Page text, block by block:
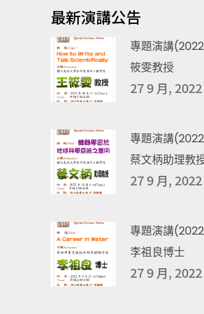
最新演講公告
專題演講
筱雯教授
27 9 月, 2022
專題演講
蔡文柄助理教
27 9 月, 2022
專題演講
李祖良博士
27 9 月, 2022